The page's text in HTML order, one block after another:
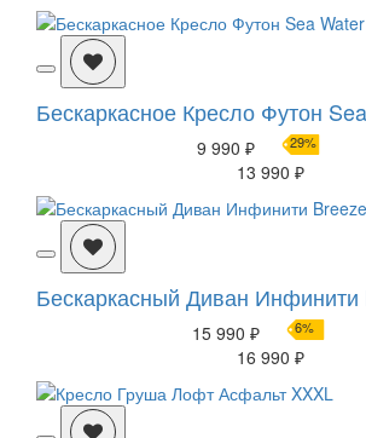
Бескаркасное Кресло Футон
9 990 ₽ 29%
13 990 ₽
Бескаркасный Диван Инфинити
15 990 ₽ 6%
16 990 ₽